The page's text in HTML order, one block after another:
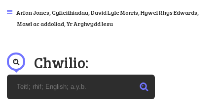
Arfon Jones Cyfieithiadau David Lyle Morris Hywel Rhys Edwards
Mawl ac addoliad Yr Arglwydd Iesu
Chwilio: